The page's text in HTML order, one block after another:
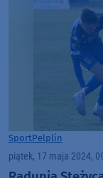
SportPelplin
piątek, 17 maja 2024,